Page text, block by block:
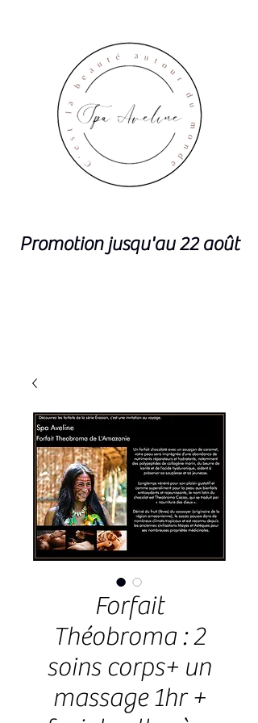
Promotion jusqu'au 22 août
Forfait
Théobroma : 2
soins corps+ un
massage 1hr +